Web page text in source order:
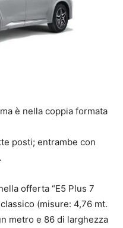
è nella coppia formata
posti; entrambe con
offerta “E5 Plus 7
(misure: 4,76 mt.
metro e 86 di larghezza